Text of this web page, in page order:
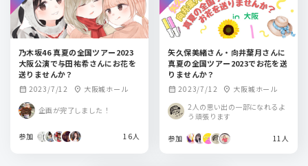
乃木坂46 真夏の全国ツアー2023
大阪公演で与田祐希さんにお花を
送りませんか？
calendar_month 2023/7/12 location_on 大阪城ホール
企画が完了しました！
参加 16人
矢久保美緒さん・向井葉月さんに
真夏の全国ツアー2023でお花を送
りませんか？
calendar_month 2023/7/12 location_on 大阪城ホール
2人の思い出の一部になれるよ
う頑張ります
参加 11人